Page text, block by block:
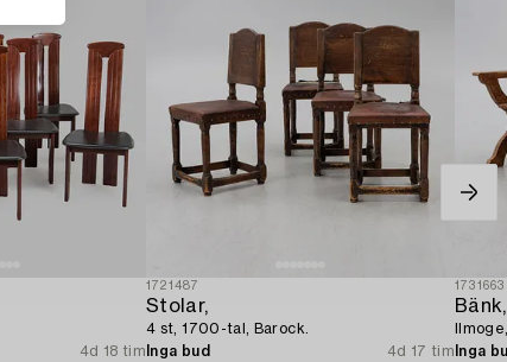
4d 18 tim
1721487
Stolar,
4 st, 1700-tal, Barock.
Inga bud
4d 17 tim
1731663
Bänk,
Inga